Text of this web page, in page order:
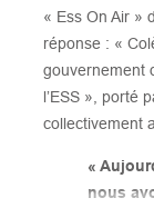
« Ess On Air »
réponse : «
gouvernement
l’ESS », porté
collectivement
«
nous